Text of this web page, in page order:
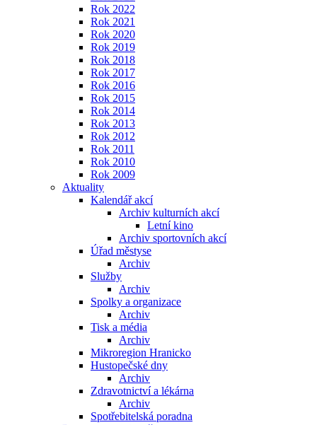
Rok 2022
Rok 2021
Rok 2020
Rok 2019
Rok 2018
Rok 2017
Rok 2016
Rok 2015
Rok 2014
Rok 2013
Rok 2012
Rok 2011
Rok 2010
Rok 2009
Aktuality
Kalendář akcí
Archiv kulturních akcí
Letní kino
Archiv sportovních akcí
Úřad městyse
Archiv
Služby
Archiv
Spolky a organizace
Archiv
Tisk a média
Archiv
Mikroregion Hranicko
Hustopečské dny
Archiv
Zdravotnictví a lékárna
Archiv
Spotřebitelská poradna